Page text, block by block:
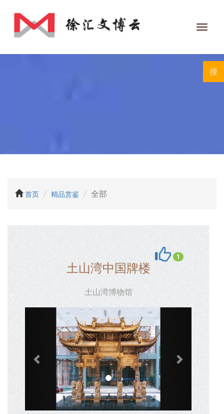
首页 精品赏鉴 全部
1
土山湾中国牌楼
土山湾博物馆
Previous Next